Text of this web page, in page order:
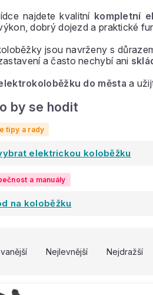
najdete kvalitní kompletní
dobrý dojezd a praktické
jsou navrženy s
a často nechybí ani
do města a
by se hodit
elektrickou koloběžku
na koloběžku
Nejlevnější Nejdražší